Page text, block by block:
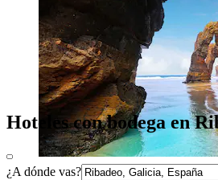
Hoteles con bodega en
¿A dónde vas?